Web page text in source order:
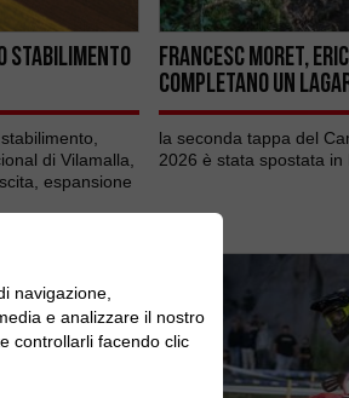
stabilimento
di Vilamalla,
espansione
Francesc Moret,
COMPLETANO UN
la seconda tappa del
2026 è stata spostata in
navigazione,
e analizzare il nostro
controllarli facendo clic